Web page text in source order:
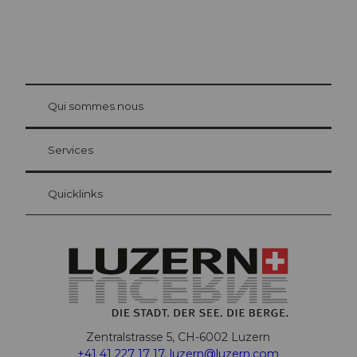
Carte d’hôte Lucerne
Vos avantages en tant qu'hôte pour la nuit
at Bre
Qui sommes nous
Services
Quicklinks
Zentralstrasse 5, CH-6002 Luzern
+41 41 227 17 17, luzern@luzern.com